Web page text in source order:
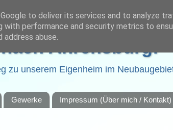
Ahrensburg!
zu unserem Eigenheim im
Gewerke Impressum (Über mich / Kontakt)
to deliver its services and to analyze
with performance and security metrics to
abuse.